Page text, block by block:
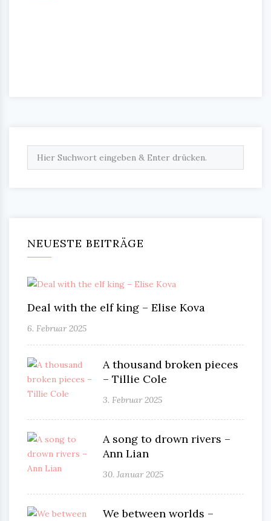
NEUESTE BEITRÄGE
Deal with the elf king – Elise Kova
6. Februar 2025
A thousand broken pieces
– Tillie Cole
3. Februar 2025
A song to drown rivers –
Ann Lian
30. Januar 2025
We between worlds –